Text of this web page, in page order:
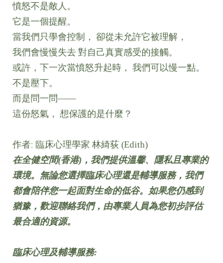
憤怒不是敵人。
它是一個提醒。
當我們只學會控制， 卻從未允許它被理解，
我們會慢慢失去 對自己真實感受的接觸。
或許，下一次當憤怒升起時， 我們可以慢一點。
不是壓下。
而是問一問——
這份怒氣， 想保護的是什麼？
作者: 臨床心理學家 林綺荻 (Edith)
在全健空間(香港)，我們提供溫馨、隱私且專業的
環境。無論您選擇臨床心理還是輔導服務，我們
都會陪伴您一起面對生命的低谷。如果您仍感到
猶豫，歡迎聯絡我們，由專業人員為您初步評估
最合適的資源。
臨床心理及輔導服務: